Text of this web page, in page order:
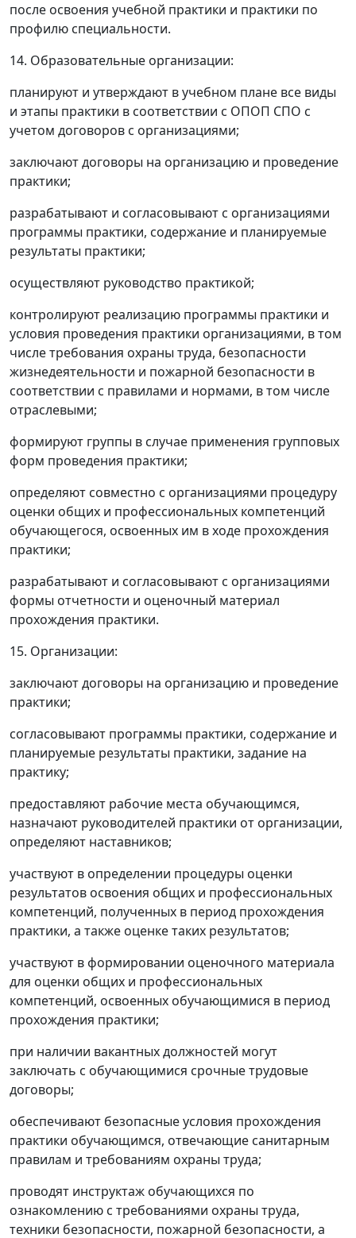
после освоения учебной практики и практики по
профилю специальности.
14. Образовательные организации:
планируют и утверждают в учебном плане все виды
и этапы практики в соответствии с ОПОП СПО с
учетом договоров с организациями;
заключают договоры на организацию и проведение
практики;
разрабатывают и согласовывают с организациями
программы практики, содержание и планируемые
результаты практики;
осуществляют руководство практикой;
контролируют реализацию программы практики и
условия проведения практики организациями, в том
числе требования охраны труда, безопасности
жизнедеятельности и пожарной безопасности в
соответствии с правилами и нормами, в том числе
отраслевыми;
формируют группы в случае применения групповых
форм проведения практики;
определяют совместно с организациями процедуру
оценки общих и профессиональных компетенций
обучающегося, освоенных им в ходе прохождения
практики;
разрабатывают и согласовывают с организациями
формы отчетности и оценочный материал
прохождения практики.
15. Организации:
заключают договоры на организацию и проведение
практики;
согласовывают программы практики, содержание и
планируемые результаты практики, задание на
практику;
предоставляют рабочие места обучающимся,
назначают руководителей практики от организации,
определяют наставников;
участвуют в определении процедуры оценки
результатов освоения общих и профессиональных
компетенций, полученных в период прохождения
практики, а также оценке таких результатов;
участвуют в формировании оценочного материала
для оценки общих и профессиональных
компетенций, освоенных обучающимися в период
прохождения практики;
при наличии вакантных должностей могут
заключать с обучающимися срочные трудовые
договоры;
обеспечивают безопасные условия прохождения
практики обучающимся, отвечающие санитарным
правилам и требованиям охраны труда;
проводят инструктаж обучающихся по
ознакомлению с требованиями охраны труда,
техники безопасности, пожарной безопасности, а